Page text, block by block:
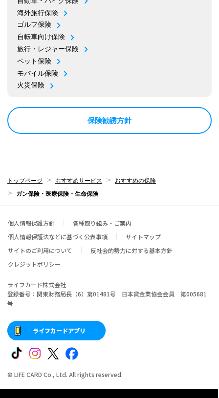
海外旅行保険
ゴルフ保険
自転車向け保険
旅行・レジャー保険
ペット保険
モバイル保険
火災保険
保険勧誘方針
トップページ おすすめサービス
おすすめの保険
ガン保険・医療保険・生命保険
個人情報保護方針
各種取り組み・ご案内
個人情報保護法などに基づく公表事項
サイトマップ
サイトのご利用について
反社会的勢力に対する基本方針
クレジットポリシー
ライフカード株式会社
登録番号：関東財務局長（6）第01481号 日本貸金業協会会員 第005681
号
ライフカードアプリ
© LIFE CARD Co., Ltd. All rights reserved.